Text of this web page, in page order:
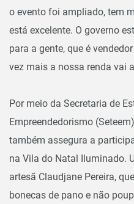
o evento foi ampliado, tem
está excelente. O governo
para a gente, que é
vez mais a nossa renda vai
Por meio da Secretaria de
Empreendedorismo
também assegura a
na Vila do Natal Iluminado.
artesã Claudjane Pereira,
bonecas de pano e não